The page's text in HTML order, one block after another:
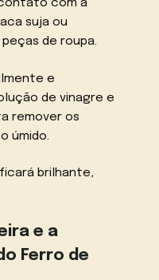
com a
suja ou
de roupa.
e
de vinagre e
remover os
úmido.
brilhante,
e a
Ferro de